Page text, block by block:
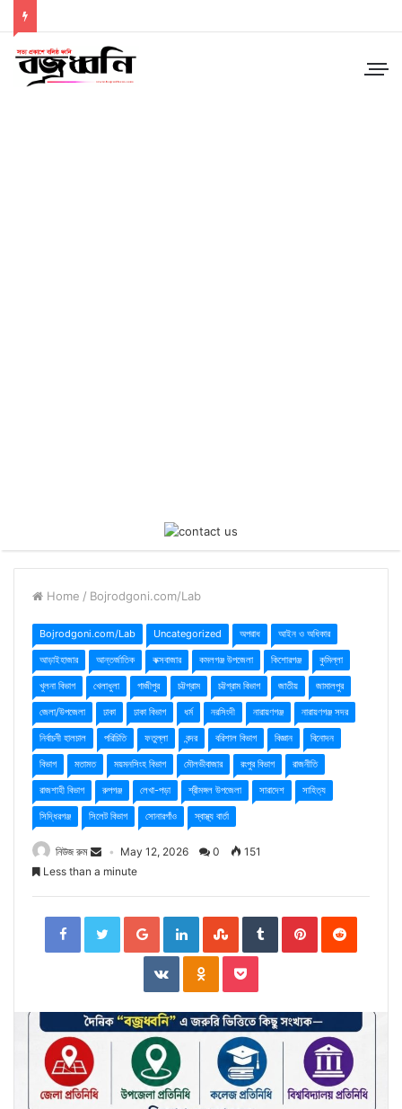
Home / Bojrodgoni.com/Lab
Bojrodgoni.com/Lab Uncategorized অপরাধ আইন ও অধিকার
আড়াইহাজার আন্তর্জাতিক কক্সবাজার কমলগঞ্জ উপজেলা কিশোরগঞ্জ কুমিল্লা
খুলনা বিভাগ খেলাধুলা গাজীপুর চট্টগ্রাম চট্টগ্রাম বিভাগ জাতীয় জামালপুর
জেলা/উপজেলা ঢাকা ঢাকা বিভাগ ধর্ম নরসিংদী নারায়ণগঞ্জ নারায়ণগঞ্জ সদর
নির্বাচনী হালচাল পরিচিতি ফতুল্লা বন্দর বরিশাল বিভাগ বিজ্ঞান বিনোদন
বিভাগ মতামত ময়মনসিংহ বিভাগ মৌলভীবাজার রংপুর বিভাগ রাজনীতি
রাজশাহী বিভাগ রুপগঞ্জ লেখা-পড়া শ্রীমঙ্গল উপজেলা সারাদেশ সাহিত্য
সিদ্ধিরগঞ্জ সিলেট বিভাগ সোনারগাঁও স্বাস্থ্য বার্তা
নিউজ রুম May 12, 2026 0
151
Less than a minute
FacebookTwitterGoogle+LinkedInStumbleUpon
TumblrPinterestReddit
VKontakteOdnoklassniki
Pocket